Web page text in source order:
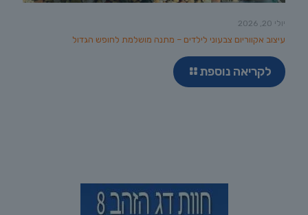
יולי 20, 2026
עיצוב אקווריום צבעוני לילדים – מתנה מושלמת לחופש הגדול
לקריאה נוספת